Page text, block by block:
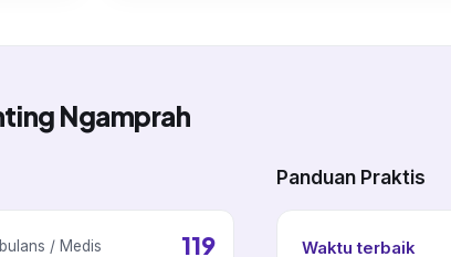
Ngamprah
/ Medis 119
Panduan Praktis
Waktu terbaik